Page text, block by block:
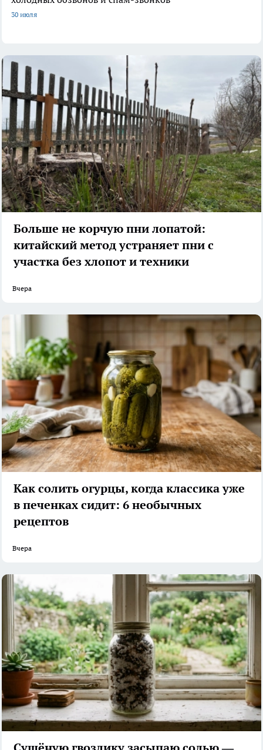
30 июля
Больше не корчую пни лопатой:
китайский метод устраняет пни с
участка без хлопот и техники
Вчера
Как солить огурцы, когда классика уже
в печенках сидит: 6 необычных
рецептов
Вчера